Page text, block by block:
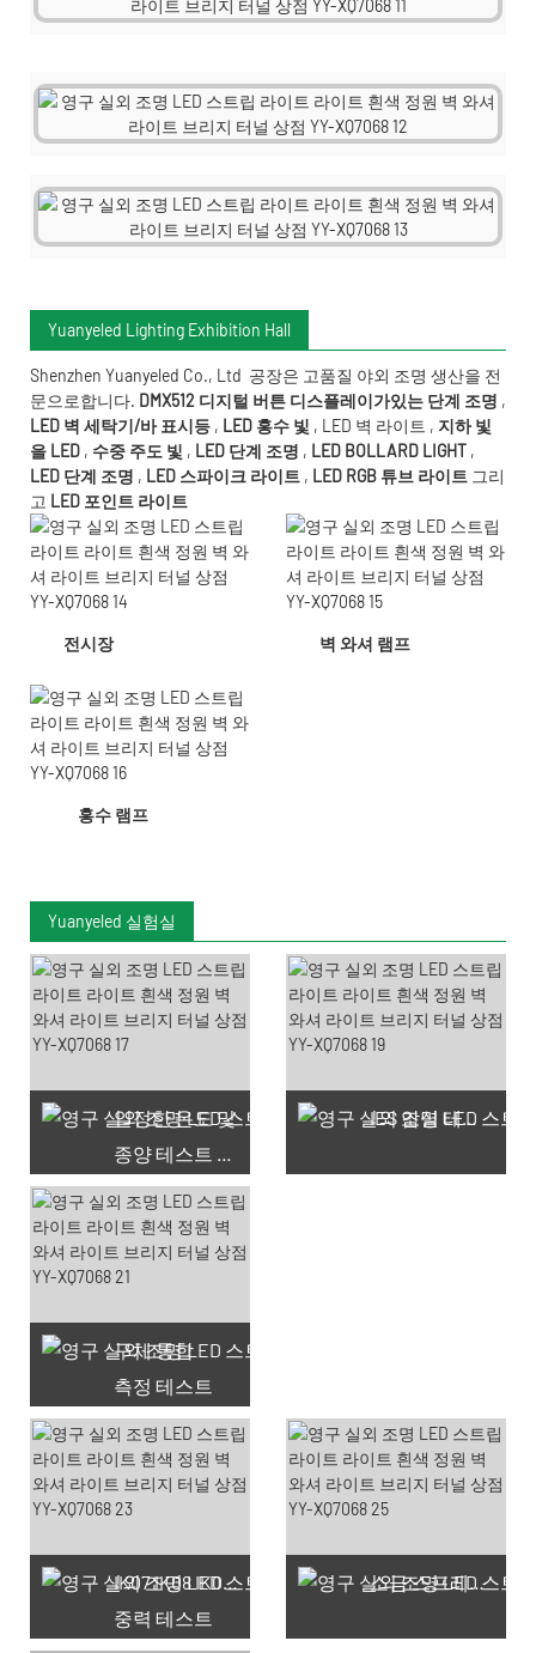
Yuanyeled Lighting Exhibition Hall
Shenzhen Yuanyeled Co., Ltd 공장은 고품질 야외 조명 생산을 전
문으로합니다. DMX512 디지털 버튼 디스플레이가있는 단계 조명 ,
LED 벽 세탁기/바 표시등 , LED 홍수 빛 , LED 벽 라이트 , 지하 빛
을 LED , 수중 주도 빛 , LED 단계 조명 , LED BOLLARD LIGHT ,
LED 단계 조명 , LED 스파이크 라이트 , LED RGB 튜브 라이트 그리
고 LED 포인트 라이트
전시장 벽 와셔 램프
홍수 램프
Yuanyeled 실험실
일정한 온도 및
종양 테스트 챔버
IES 암실 테스트
구체 통합
측정 테스트
66 사용 가능한 쿠폰
IK07 IK08 IK09 IK10
중력 테스트
소금 스프레이 테스트